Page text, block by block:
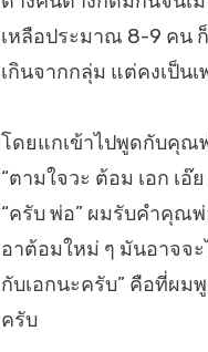
เหลือประมาณ 8-9 คน
เกินจากกลุ่ม แต่คงเป็น
โดยแกเข้าไปพูดกับคุณ
“ตามใจวะ ต้อม เอก เอ๊
“ครับ พ่อ” ผมรับคำคุณ
อาต้อมใหม่ ๆ มันอาจจ
กับเอกนะครับ” คือที่ผ
ครับ